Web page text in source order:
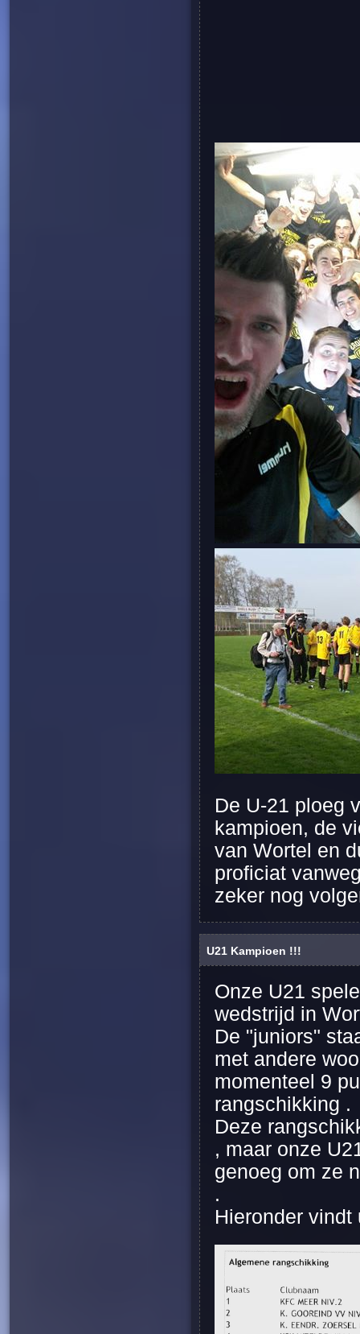
De U-21 ploeg
kampioen, de
van Wortel en
proficiat
zeker nog
U21 Kampioen !!!
Onze U21
wedstrijd in
De "juniors"
met andere
momenteel 9
rangschikking .
Deze
, maar onze
genoeg om ze
.
Hieronder